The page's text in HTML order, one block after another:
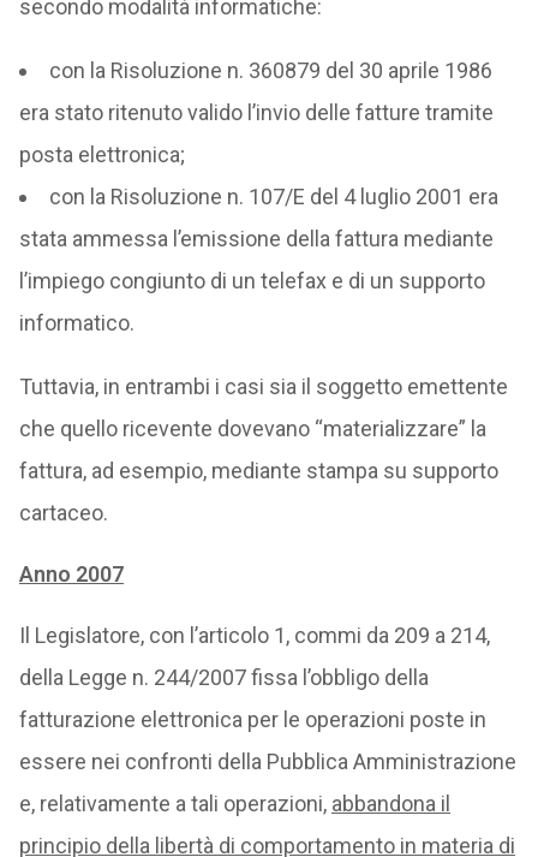
secondo modalità informatiche:
con la Risoluzione n. 360879 del 30 aprile 1986
era stato ritenuto valido l’invio delle fatture tramite
posta elettronica;
con la Risoluzione n. 107/E del 4 luglio 2001 era
stata ammessa l’emissione della fattura mediante
l’impiego congiunto di un telefax e di un supporto
informatico.
Tuttavia, in entrambi i casi sia il soggetto emettente
che quello ricevente dovevano “materializzare” la
fattura, ad esempio, mediante stampa su supporto
cartaceo.
Anno 2007
Il Legislatore, con l’articolo 1, commi da 209 a 214,
della Legge n. 244/2007 fissa l’obbligo della
fatturazione elettronica per le operazioni poste in
essere nei confronti della Pubblica Amministrazione
e, relativamente a tali operazioni, abbandona il
principio della libertà di comportamento in materia di